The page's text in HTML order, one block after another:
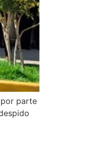
parte